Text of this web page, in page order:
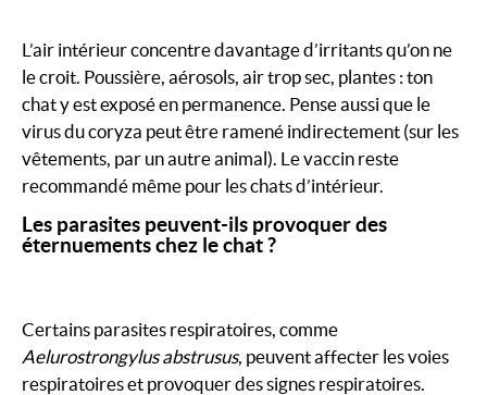
L’air intérieur concentre davantage d’irritants qu’on ne
le croit. Poussière, aérosols, air trop sec, plantes : ton
chat y est exposé en permanence. Pense aussi que le
virus du coryza peut être ramené indirectement (sur les
vêtements, par un autre animal). Le vaccin reste
recommandé même pour les chats d’intérieur.
Les parasites peuvent-ils provoquer des
éternuements chez le chat ?
Certains parasites respiratoires, comme
Aelurostrongylus abstrusus, peuvent affecter les voies
respiratoires et provoquer des signes respiratoires.